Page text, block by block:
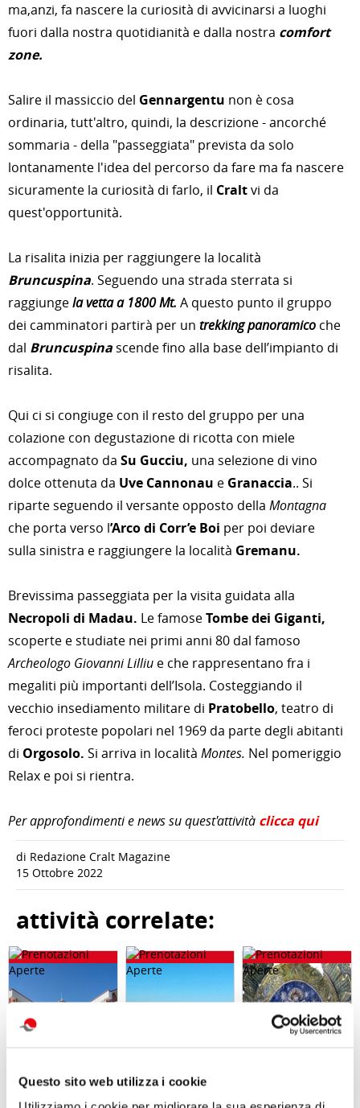
Questo sito web utilizza i cookie
ma,anzi, fa nascere la curiosità di avvicinarsi a luoghi
fuori dalla nostra quotidianità e dalla nostra comfort
zone.
Salire il massiccio del Gennargentu non è cosa
ordinaria, tutt'altro, quindi, la descrizione - ancorché
sommaria - della "passeggiata" prevista da solo
lontanamente l'idea del percorso da fare ma fa nascere
sicuramente la curiosità di farlo, il Craltvi da
quest'opportunità.
La risalita inizia per raggiungere la località
Bruncuspina. Seguendo una strada sterrata si
raggiungela vetta a 1800 Mt. A questo punto il gruppo
dei camminatori partirà per un trekking panoramico che
dal Bruncuspinascende fino alla base dell’impianto di
risalita.
Qui ci si congiuge con il resto del gruppo per una
colazione con degustazione di ricotta con miele
accompagnato da Su Gucciu, una selezione di vino
dolce ottenuta da Uve Cannonau e Granaccia.. Si
riparte seguendo il versante opposto della Montagna
che porta verso l’Arco di Corr’e Boi per poi deviare
sulla sinistra e raggiungere la località Gremanu.
Brevissima passeggiata per la visita guidata alla
Necropoli di Madau. Le famoseTombe dei Giganti,
scoperte e studiate nei primi anni 80 dal famoso
Archeologo Giovanni Lilliu e che rappresentano fra i
megaliti più importanti dell’Isola. Costeggiando il
vecchio insediamento militare di Pratobello, teatro di
feroci proteste popolari nel 1969 da parte degli abitanti
di Orgosolo. Si arriva in località Montes. Nel pomeriggio
Relax e poi si rientra.
Per approfondimenti e news su quest'attività clicca qui
di Redazione Cralt Magazine
15 Ottobre 2022
attività correlate: